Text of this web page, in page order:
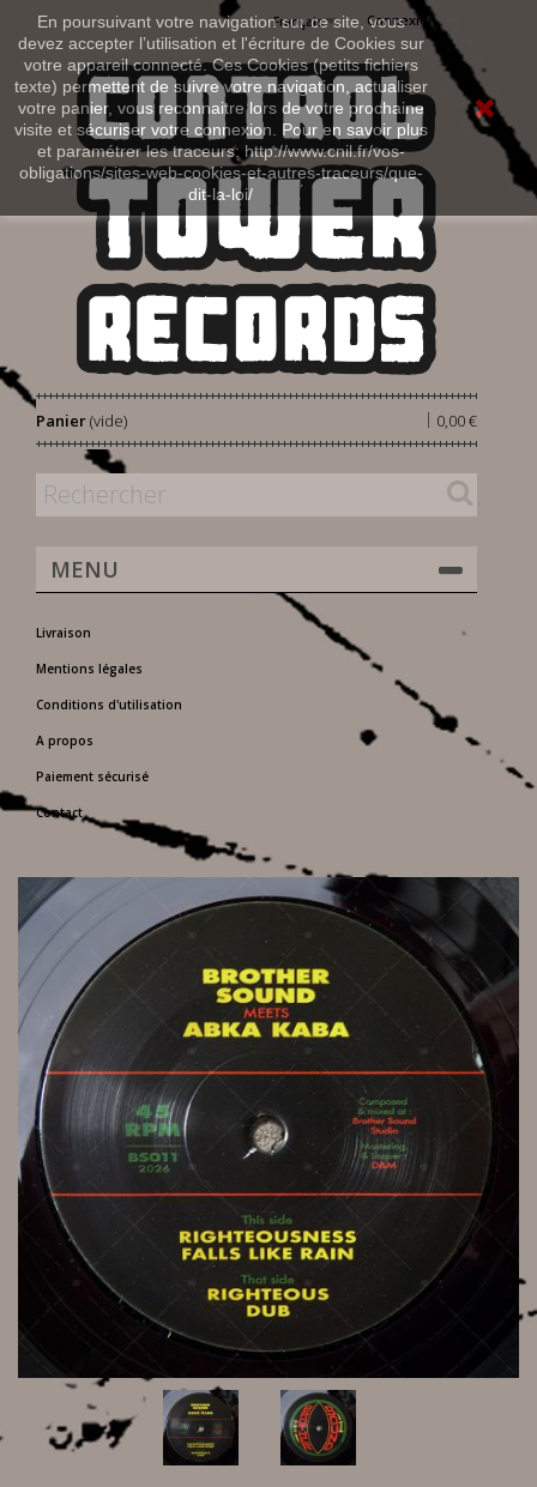
En poursuivant votre navigation sur ce site, vous
devez accepter l’utilisation et l'écriture de Cookies sur
votre appareil connecté. Ces Cookies (petits fichiers
texte) permettent de suivre votre navigation, actualiser
votre panier, vous reconnaitre lors de votre prochaine
visite et sécuriser votre connexion. Pour en savoir plus
et paramétrer les traceurs: http://www.cnil.fr/vos-
obligations/sites-web-cookies-et-autres-traceurs/que-
dit-la-loi/
Connexion
Français
Panier 0,00 €
|
(vide)
MENU
Livraison
Mentions légales
Conditions d'utilisation
A propos
Paiement sécurisé
Contact